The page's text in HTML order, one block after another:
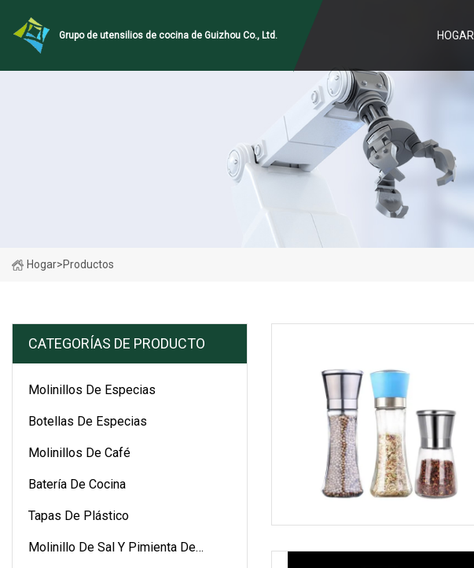
Grupo de utensilios de cocina de Guizhou Co., Ltd. HOGAR
Hogar>Productos
CATEGORÍAS DE PRODUCTO
Molinillos De Especias
Botellas De Especias
Molinillos De Café
Batería De Cocina
Tapas De Plástico
Molinillo De Sal Y Pimienta De